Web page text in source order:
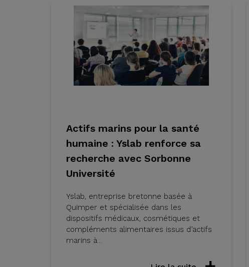
Actifs marins pour la santé
humaine : Yslab renforce sa
recherche avec Sorbonne
Université
Yslab, entreprise bretonne basée à
Quimper et spécialisée dans les
dispositifs médicaux, cosmétiques et
compléments alimentaires issus d’actifs
marins à...